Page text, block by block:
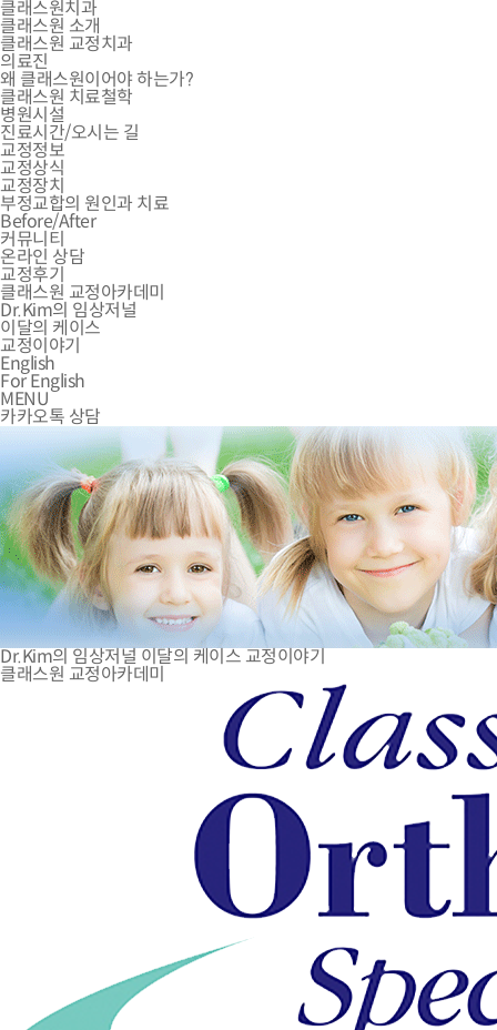
클래스원치과
클래스원 소개
클래스원 교정치과
의료진
왜 클래스원이어야 하는가?
클래스원 치료철학
병원시설
진료시간/오시는 길
교정정보
교정상식
교정장치
부정교합의 원인과 치료
Before/After
커뮤니티
온라인 상담
교정후기
클래스원 교정아카데미
Dr.Kim의 임상저널
이달의 케이스
교정이야기
English
For English
MENU
카카오톡 상담
Dr.Kim의 임상저널 이달의 케이스 교정이야기
클래스원 교정아카데미